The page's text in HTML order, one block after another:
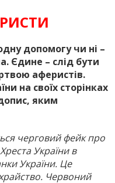
допомогу чи ні –
Єдине – слід бути
аферистів.
на своїх сторінках
яким
черговий фейк про
України в
Украї­ни. Це
Червоний